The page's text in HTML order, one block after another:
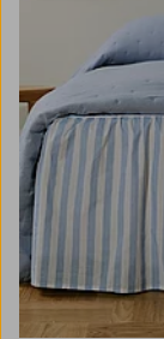
120X200